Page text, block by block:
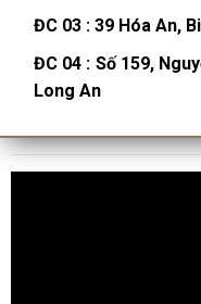
ĐC 03 :39 Hóa An,
ĐC 04 : Số 159,
Long An